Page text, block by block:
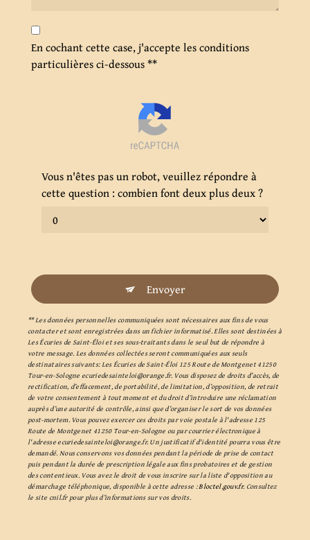
En cochant cette case, j'accepte les conditions
particulières ci-dessous **
Vous n'êtes pas un robot, veuillez répondre à
cette question : combien font deux plus deux ?
Envoyer
** Les données personnelles communiquées sont nécessaires aux fins de vous
contacter et sont enregistrées dans un fichier informatisé. Elles sont destinées à
Les Écuries de Saint-Éloi et ses sous-traitants dans le seul but de répondre à
votre message. Les données collectées seront communiquées aux seuls
destinataires suivants: Les Écuries de Saint-Éloi 125 Route de Montgenet 41250
Tour-en-Sologne ecuriedesainteloi@orange.fr. Vous disposez de droits d’accès, de
rectification, d’effacement, de portabilité, de limitation, d’opposition, de retrait
de votre consentement à tout moment et du droit d’introduire une réclamation
auprès d’une autorité de contrôle, ainsi que d’organiser le sort de vos données
post-mortem. Vous pouvez exercer ces droits par voie postale à l'adresse 125
Route de Montgenet 41250 Tour-en-Sologne ou par courrier électronique à
l'adresse ecuriedesainteloi@orange.fr. Un justificatif d'identité pourra vous être
demandé. Nous conservons vos données pendant la période de prise de contact
puis pendant la durée de prescription légale aux fins probatoires et de gestion
des contentieux. Vous avez le droit de vous inscrire sur la liste d'opposition au
démarchage téléphonique, disponible à cette adresse :Bloctel.gouv.fr. Consultez
le site cnil.fr pour plus d’informations sur vos droits.